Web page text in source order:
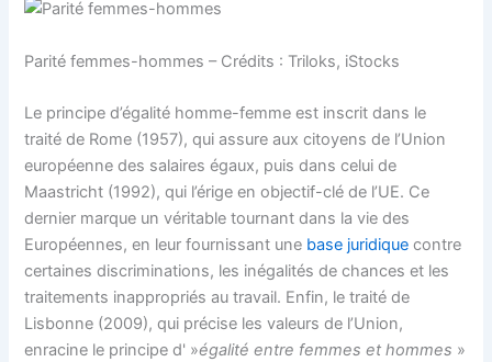
Parité femmes-hommes – Crédits : Triloks, iStocks
Le principe d’égalité homme-femme est inscrit dans le
traité de Rome (1957), qui assure aux citoyens de l’Union
européenne des salaires égaux, puis dans celui de
Maastricht (1992), qui l’érige en objectif-clé de l’UE. Ce
dernier marque un véritable tournant dans la vie des
Européennes, en leur fournissant une base juridiquecontre
certaines discriminations, les inégalités de chances et les
traitements inappropriés au travail. Enfin, le traité de
Lisbonne (2009), qui précise les valeurs de l’Union,
enracine le principe d' »égalité entre femmes et hommes »